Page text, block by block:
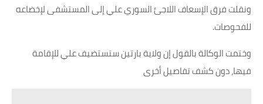
ونقلت فرق الإسعاف اللاجئ السوري علي إلى المستشفى لإخضاعه
للفحوصات.
وختمت الوكالة بالقول إن ولاية بارتين ستستضيف علي للإقامة
فيها، دون كشف تفاصيل أخرى